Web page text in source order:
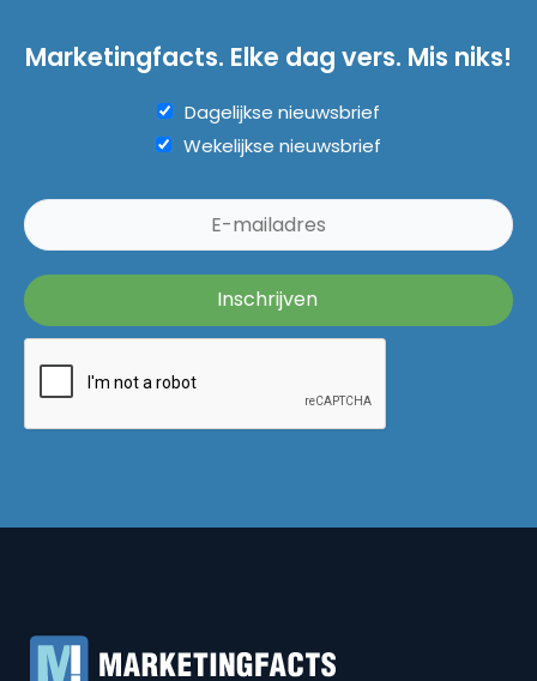
Marketingfacts. Elke dag vers. Mis niks!
Dagelijkse nieuwsbrief
Wekelijkse nieuwsbrief